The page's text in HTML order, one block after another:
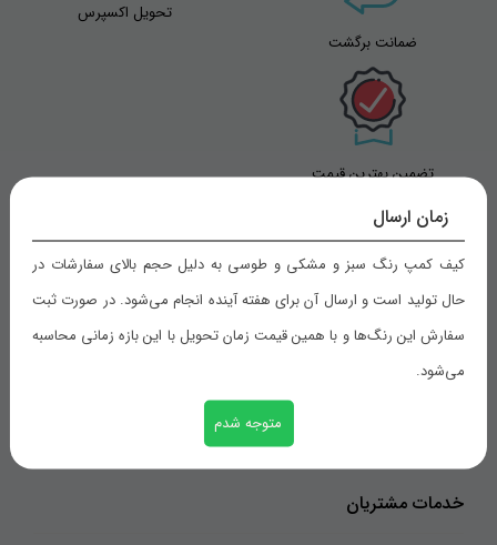
زمان ارسال
کیف کمپ رنگ سبز و مشکی و طوسی به دلیل حجم بالای سفارشات در
حال تولید است و ارسال آن برای هفته آینده انجام می‌شود. در صورت ثبت
سفارش این رنگ‌ها و با همین قیمت زمان تحویل با این بازه زمانی محاسبه
می‌شود.
متوجه شدم
ضمانت برگشت
تحویل اکسپرس
تضمین بهترین قیمت
راهنمای خرید
شیوه های پرداخت
رویه های ارسال سفارش
خدمات مشتریان